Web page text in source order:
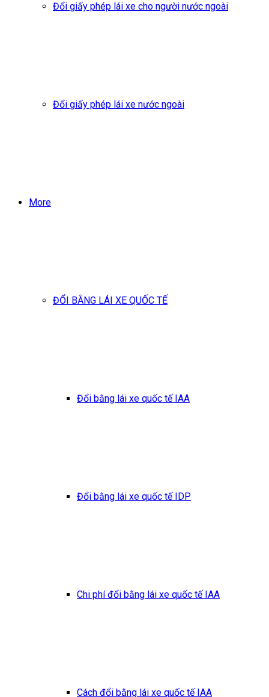
Đổi giấy phép lái xe cho người nước ngoài
Đổi giấy phép lái xe nước ngoài
More
ĐỔI BẰNG LÁI XE QUỐC TẾ
Đổi bằng lái xe quốc tế IAA
Đổi bằng lái xe quốc tế IDP
Chi phí đổi bằng lái xe quốc tế IAA
Cách đổi bằng lái xe quốc tế IAA